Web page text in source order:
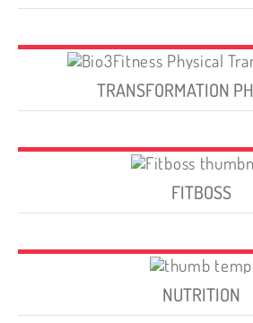
TRANSFORMATION
FITBOSS
NUTRITION